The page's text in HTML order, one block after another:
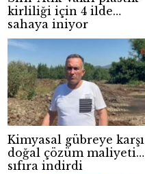
kirliliği için 4 ilde
sahaya iniyor
Kimyasal gübreye karşı
doğal çözüm maliyeti
sıfıra indirdi